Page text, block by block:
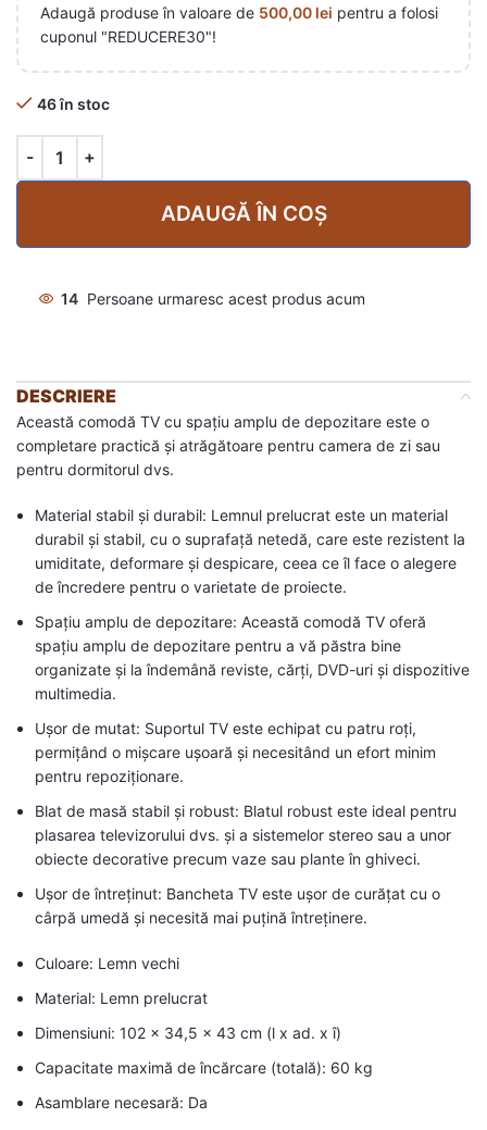
Adaugă produse în valoare de 500,00 lei pentru a folosi
cuponul "REDUCERE30"!
46 în stoc
ADAUGĂ ÎN COȘ
14 Persoane urmaresc acest produs acum
DESCRIERE
Această comodă TV cu spațiu amplu de depozitare este o
completare practică și atrăgătoare pentru camera de zi sau
pentru dormitorul dvs.
Material stabil și durabil: Lemnul prelucrat este un material
durabil și stabil, cu o suprafață netedă, care este rezistent la
umiditate, deformare și despicare, ceea ce îl face o alegere
de încredere pentru o varietate de proiecte.
Spațiu amplu de depozitare: Această comodă TV oferă
spațiu amplu de depozitare pentru a vă păstra bine
organizate și la îndemână reviste, cărți, DVD-uri și dispozitive
multimedia.
Ușor de mutat: Suportul TV este echipat cu patru roți,
permițând o mișcare ușoară și necesitând un efort minim
pentru repoziționare.
Blat de masă stabil și robust: Blatul robust este ideal pentru
plasarea televizorului dvs. și a sistemelor stereo sau a unor
obiecte decorative precum vaze sau plante în ghiveci.
Ușor de întreținut: Bancheta TV este ușor de curățat cu o
cârpă umedă și necesită mai puțină întreținere.
Culoare: Lemn vechi
Material: Lemn prelucrat
Dimensiuni: 102 x 34,5 x 43 cm (l x ad. x î)
Capacitate maximă de încărcare (totală): 60 kg
Asamblare necesară: Da